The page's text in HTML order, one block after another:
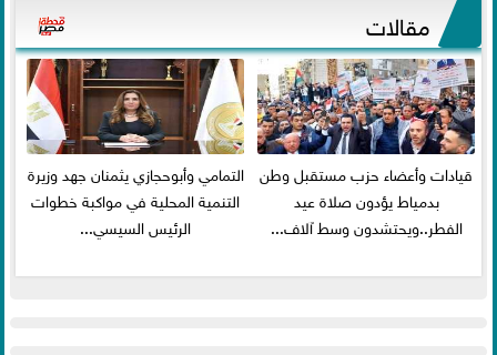
مقالات
قيادات وأعضاء حزب مستقبل وطن
بدمياط يؤدون صلاة عيد
الفطر..ويحتشدون وسط آلاف...
التمامي وأبوحجازي يثمنان جهد وزيرة
التنمية المحلية في مواكبة خطوات
الرئيس السيسي...